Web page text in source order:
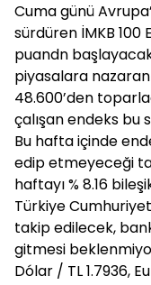
Cuma günü
sürdüren İMKB
puandn
piyasalara
48.600’den
çalışan endeks bu
Bu hafta içinde
edip etmeyeceği
haftayı % 8.16
Türkiye
takip edilecek,
gitmesi
Dólar / TL 1.7936,